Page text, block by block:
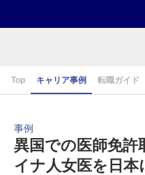
Top キャリア事例 転職ガイド
事例
異国での医師免
イナ人女医を日